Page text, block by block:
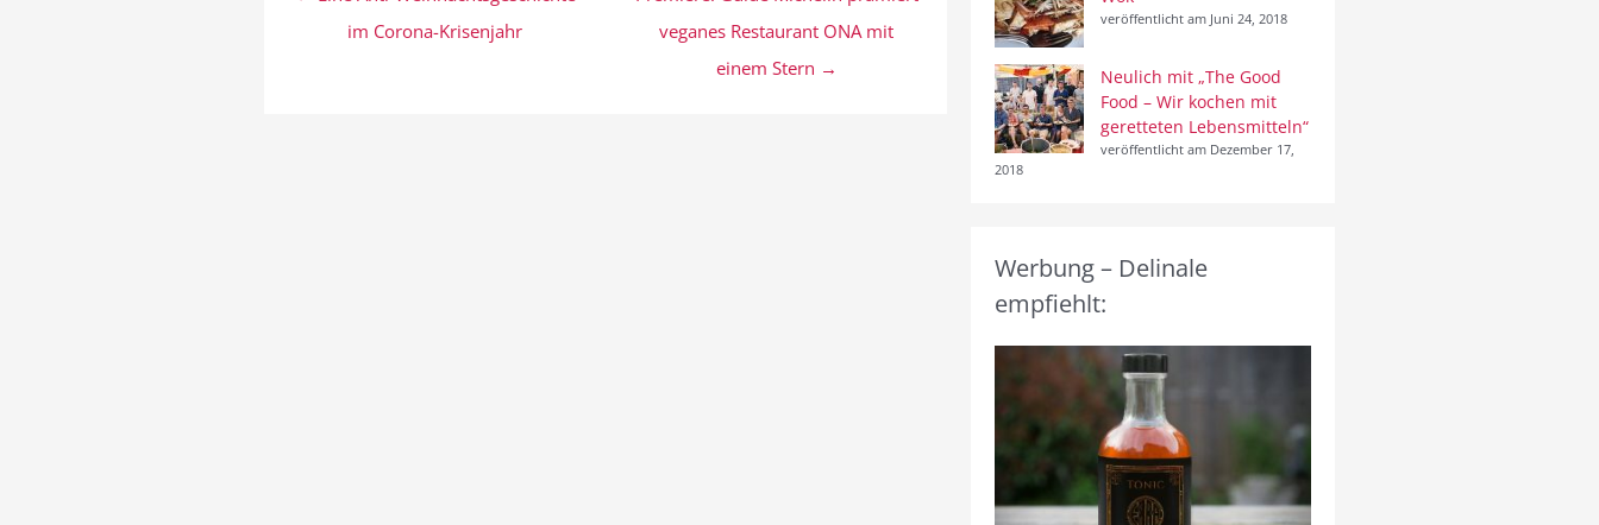
im Corona-Krisenjahr
veganes Restaurant ONA mit
einem Stern →
veröffentlicht am Juni 24, 2018
Neulich mit „The Good
Food – Wir kochen mit
geretteten Lebensmitteln“
veröffentlicht am Dezember 17,
2018
Werbung – Delinale
empfiehlt: